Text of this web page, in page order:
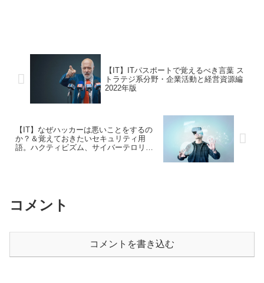
【IT】ITパスポートで覚えるべき言葉 ス
トラテジ系分野・企業活動と経営資源編
2022年版
【IT】なぜハッカーは悪いことをするの
か？＆覚えておきたいセキュリティ用
語。ハクティビズム、サイバーテロリズ
コメント
コメントを書き込む